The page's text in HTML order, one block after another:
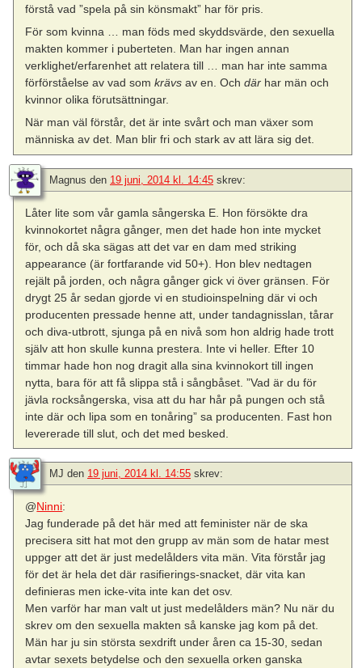
förstå vad ”spela på sin könsmakt” har för pris.
För som kvinna … man föds med skyddsvärde, den sexuella
makten kommer i puberteten. Man har ingen annan
verklighet/erfarenhet att relatera till … man har inte samma
förförståelse av vad somkrävs av en. Ochdär har män och
kvinnor olika förutsättningar.
När man väl förstår, det är inte svårt och man växer som
människa av det. Man blir fri och stark av att lära sig det.
Magnus den 19 juni, 2014 kl. 14:45 skrev:
Låter lite som vår gamla sångerska E. Hon försökte dra
kvinnokortet några gånger, men det hade hon inte mycket
för, och då ska sägas att det var en dam med striking
appearance (är fortfarande vid 50+). Hon blev nedtagen
rejält på jorden, och några gånger gick vi över gränsen. För
drygt 25 år sedan gjorde vi en studioinspelning där vi och
producenten pressade henne att, under tandagnisslan, tårar
och diva-utbrott, sjunga på en nivå som hon aldrig hade trott
själv att hon skulle kunna prestera. Inte vi heller. Efter 10
timmar hade hon nog dragit alla sina kvinnokort till ingen
nytta, bara för att få slippa stå i sångbåset. ”Vad är du för
jävla rocksångerska, visa att du har hår på pungen och stå
inte där och lipa som en tonåring” sa producenten. Fast hon
levererade till slut, och det med besked.
MJ den 19 juni, 2014 kl. 14:55 skrev:
@Ninni:
Jag funderade på det här med att feminister när de ska
precisera sitt hat mot den grupp av män som de hatar mest
uppger att det är just medelålders vita män. Vita förstår jag
för det är hela det där rasifierings-snacket, där vita kan
definieras men icke-vita inte kan det osv.
Men varför har man valt ut just medelålders män? Nu när du
skrev om den sexuella makten så kanske jag kom på det.
Män har ju sin största sexdrift under åren ca 15-30, sedan
avtar sexets betydelse och den sexuella orken ganska